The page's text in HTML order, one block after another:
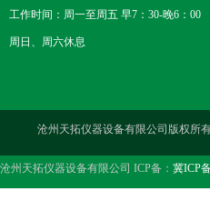
工作时间：周一至周五 早7：30-晚6：00
周日、周六休息
沧州天拓仪器设备有限公司版权所
沧州天拓仪器设备有限公司 ICP备： 冀ICP